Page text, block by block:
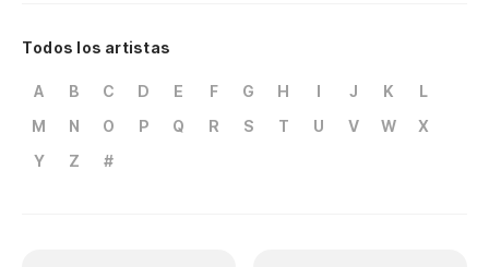
Todos los artistas
A B C D E F G H I J K
L
M
N O P Q R S T U V W
X
Y
Z #